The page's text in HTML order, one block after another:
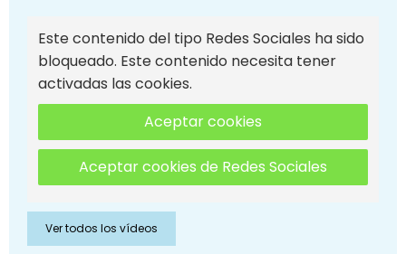
Este contenido del tipo Redes Sociales ha sido
bloqueado. Este contenido necesita tener
activadas las cookies.
Aceptar cookies
Aceptar cookies de Redes Sociales
Ver todos los vídeos